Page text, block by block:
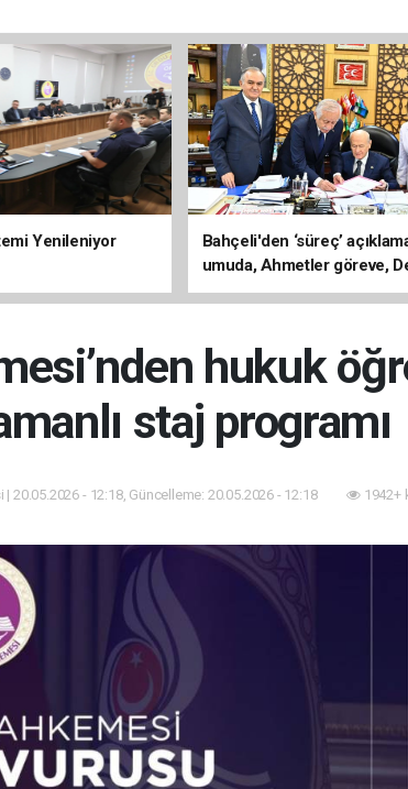
Yenileniyor
Bahçeli'den ‘süreç’
umuda, Ahmetler göreve,
evine dönmeli’
hukuk
staj programı
20.05.2026 - 12:18, Güncelleme: 20.05.2026 - 12:18 1942+